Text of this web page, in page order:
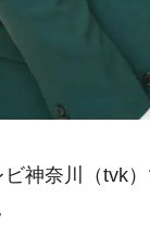
神奈川（tvk